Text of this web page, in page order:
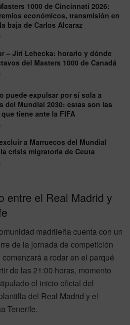
1000 de Cincinnati 2026:
económicos, transmisión en
baja de Carlos Alcaraz
– Jiri Lehecka: horario y dónde
del Masters 1000 de Canadá
puede expulsar por sí sola a
del Mundial 2030: estas son las
tiene ante la FIFA
a Marruecos del Mundial
crisis migratoria de Ceuta
entre el Real Madrid y
madrileña cuenta con un
de la jornada de competición
a rodar en el parqué
de las 21:00 horas, momento
el inicio oficial del
del Real Madrid y el
Tenerife.